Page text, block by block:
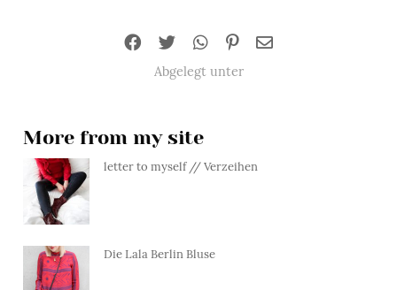
Abgelegt unter
More from my site
letter to myself // Verzeihen
Die Lala Berlin Bluse